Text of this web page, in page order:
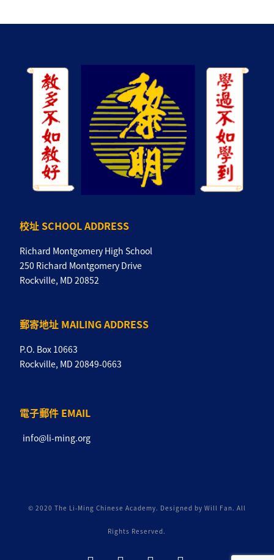
校址 SCHOOL ADDRESS
Richard Montgomery High School
250 Richard Montgomery Drive
Rockville, MD 20852
郵寄地址 MAILING ADDRESS
P.O. Box 10663
Rockville, MD 20849-0663
電子郵件 EMAIL
info@li-ming.org
© 2020 The Li-Ming Chinese Academy. Designed by Will Fan. All
Rights Reserved.